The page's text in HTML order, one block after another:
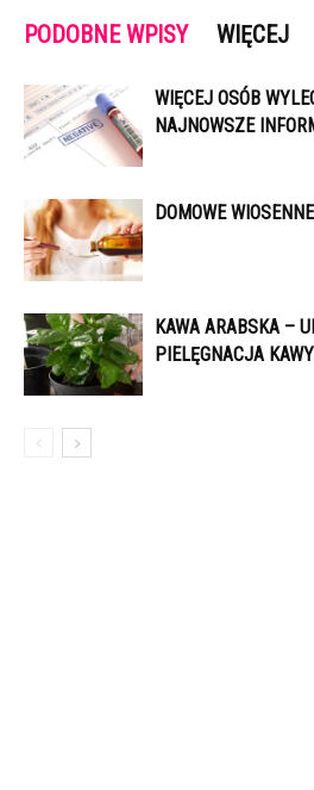
PODOBNE WPISY WIĘCEJ
WIĘCEJ OSÓB
NAJNOWSZE
DOMOWE
KAWA ARABSKA –
PIELĘGNACJA KAWY